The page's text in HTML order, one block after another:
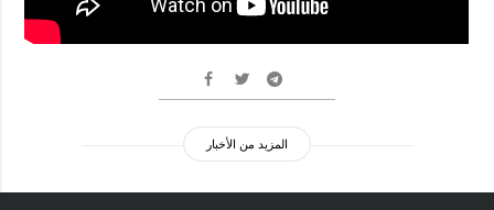
المزيد من الأخبار